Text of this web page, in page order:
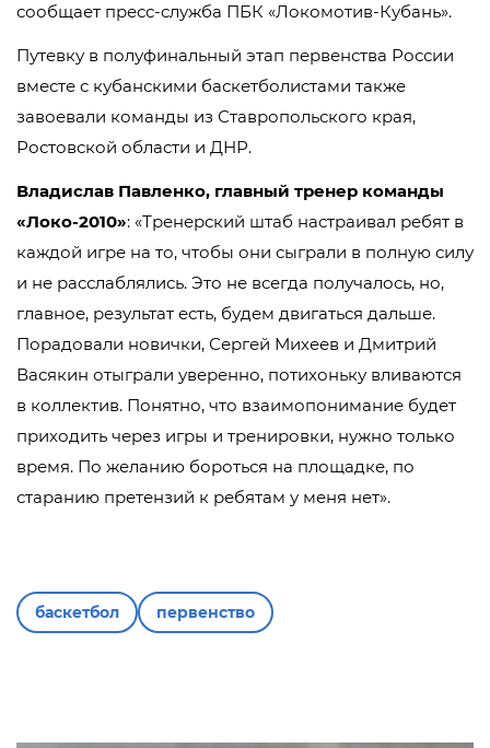
сообщает пресс-служба ПБК «Локомотив-Кубань».
Путевку в полуфинальный этап первенства России
вместе с кубанскими баскетболистами также
завоевали команды из Ставропольского края,
Ростовской области и ДНР.
Владислав Павленко, главный тренер команды
«Локо-2010»: «Тренерский штаб настраивал ребят в
каждой игре на то, чтобы они сыграли в полную силу
и не расслаблялись. Это не всегда получалось, но,
главное, результат есть, будем двигаться дальше.
Порадовали новички, Сергей Михеев и Дмитрий
Васякин отыграли уверенно, потихоньку вливаются
в коллектив. Понятно, что взаимопонимание будет
приходить через игры и тренировки, нужно только
время. По желанию бороться на площадке, по
старанию претензий к ребятам у меня нет».
баскетбол первенство